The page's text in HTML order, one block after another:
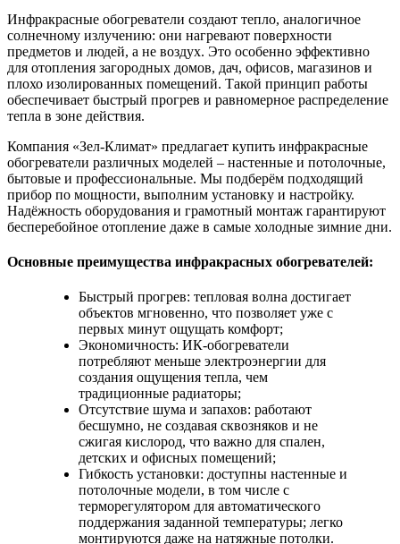
Инфракрасные обогреватели создают тепло, аналогичное
солнечному излучению: они нагревают поверхности
предметов и людей, а не воздух. Это особенно эффективно
для отопления загородных домов, дач, офисов, магазинов и
плохо изолированных помещений. Такой принцип работы
обеспечивает быстрый прогрев и равномерное распределение
тепла в зоне действия.
Компания «Зел-Климат» предлагает купить инфракрасные
обогреватели различных моделей – настенные и потолочные,
бытовые и профессиональные. Мы подберём подходящий
прибор по мощности, выполним установку и настройку.
Надёжность оборудования и грамотный монтаж гарантируют
бесперебойное отопление даже в самые холодные зимние дни.
Основные преимущества инфракрасных обогревателей:
Быстрый прогрев: тепловая волна достигает
объектов мгновенно, что позволяет уже с
первых минут ощущать комфорт;
Экономичность: ИК-обогреватели
потребляют меньше электроэнергии для
создания ощущения тепла, чем
традиционные радиаторы;
Отсутствие шума и запахов: работают
бесшумно, не создавая сквозняков и не
сжигая кислород, что важно для спален,
детских и офисных помещений;
Гибкость установки: доступны настенные и
потолочные модели, в том числе с
терморегулятором для автоматического
поддержания заданной температуры; легко
монтируются даже на натяжные потолки.